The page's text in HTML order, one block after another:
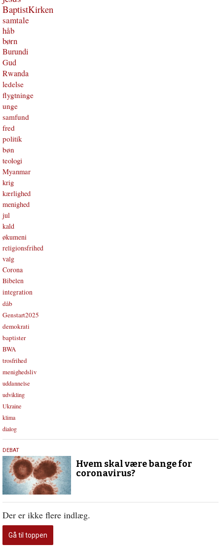
BaptistKirken
samtale
håb
børn
Burundi
Gud
Rwanda
ledelse
flygtninge
unge
samfund
fred
politik
bøn
teologi
Myanmar
krig
kærlighed
menighed
jul
kald
økumeni
religionsfrihed
valg
Corona
Bibelen
integration
dåb
Genstart2025
demokrati
baptister
BWA
trosfrihed
menighedsliv
uddannelse
udvikling
Ukraine
klima
dialog
13.
februar
2020
DEBAT
Hvem skal være bange for
coronavirus?
Der er ikke flere indlæg.
Gå til toppen